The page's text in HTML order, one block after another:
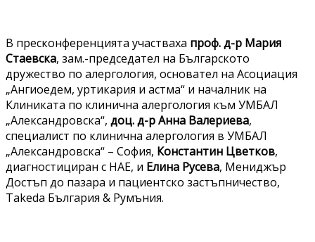
В пресконференцията участваха проф. д-р Мария
Стаевска, зам.-председател на Българското
дружество по алергология, основател на Асоциация
„Ангиоедем, уртикария и астма“ и началник на
Клиниката по клинична алергология към УМБАЛ
„Александровска“, доц. д-р Анна Валериева,
специалист по клинична алергология в УМБАЛ
„Александровска“ – София, Константин Цветков,
диагностициран с НАЕ, и Елина Русева, Мениджър
Достъп до пазара и пациентско застъпничество,
Takeda България & Румъния.